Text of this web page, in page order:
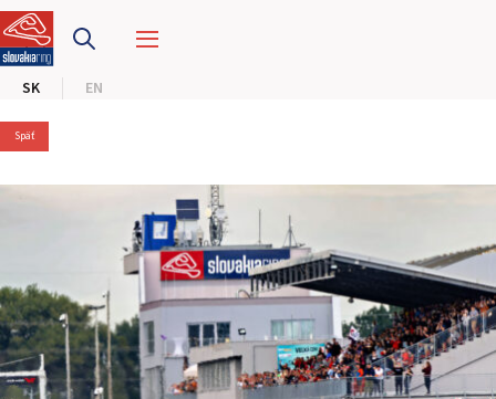
SK EN
PRETEKÁRSKY OKRUH
MOTOKÁRY
SK
EN
Späť